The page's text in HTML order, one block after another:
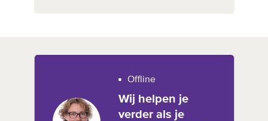
Offline
Wij helpen je
verder als je